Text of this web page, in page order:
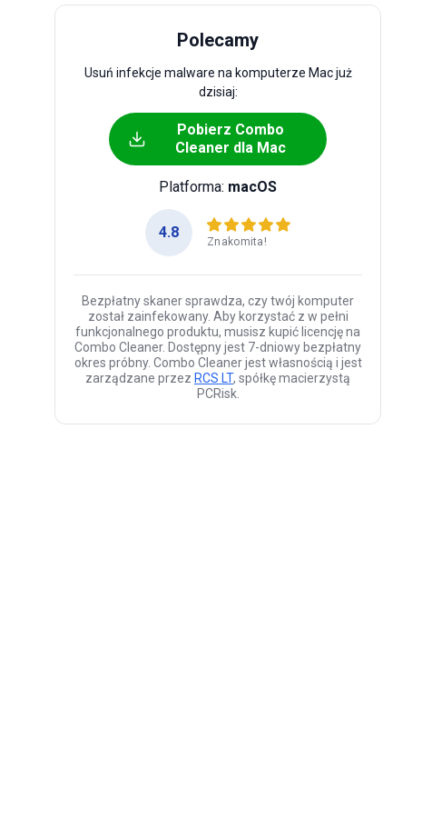
Polecamy
Usuń infekcje malware na komputerze Mac już
dzisiaj:
Pobierz Combo
Cleaner dla Mac
Platforma: macOS
4.8
Znakomita!
Bezpłatny skaner sprawdza, czy twój komputer
został zainfekowany. Aby korzystać z w pełni
funkcjonalnego produktu, musisz kupić licencję na
Combo Cleaner. Dostępny jest 7-dniowy bezpłatny
okres próbny. Combo Cleaner jest własnością i jest
zarządzane przez RCS LT, spółkę macierzystą
PCRisk.